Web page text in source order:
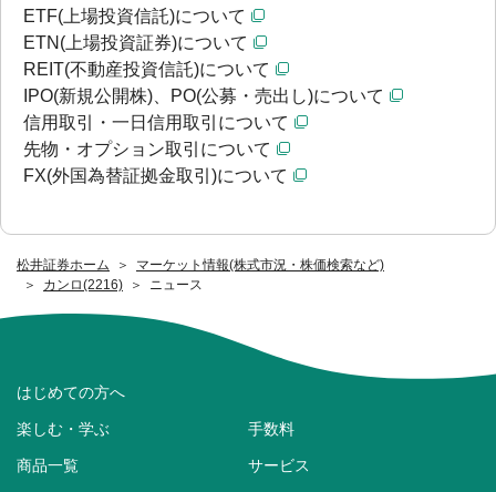
松井証券ホーム
マーケット情報(株式市況・株価検索など)
カンロ(2216)
ニュース
ETF(上場投資信託)について
ETN(上場投資証券)について
REIT(不動産投資信託)について
IPO(新規公開株)、PO(公募・売出し)について
信用取引・一日信用取引について
先物・オプション取引について
FX(外国為替証拠金取引)について
はじめての方へ
楽しむ・学ぶ 手数料
商品一覧 サービス